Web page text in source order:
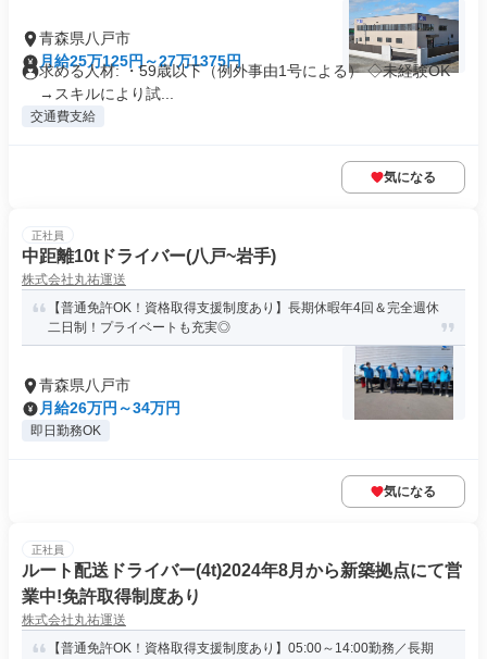
青森県八戸市
月給25万125円～27万1375円
求める人材: ・59歳以下（例外事由1号による） ◇未経験OK
→スキルにより試...
交通費支給
気になる
正社員
中距離10tドライバー(八戸~岩手)
株式会社丸祐運送
【普通免許OK！資格取得支援制度あり】長期休暇年4回＆完全週休
二日制！プライベートも充実◎
青森県八戸市
月給26万円～34万円
即日勤務OK
気になる
正社員
ルート配送ドライバー(4t)2024年8月から新築拠点にて営
業中!免許取得制度あり
株式会社丸祐運送
【普通免許OK！資格取得支援制度あり】05:00～14:00勤務／長期